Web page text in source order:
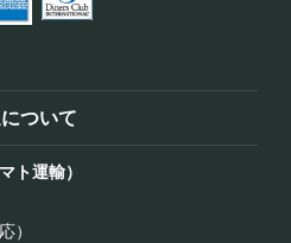
ついて
ト運輸）
）